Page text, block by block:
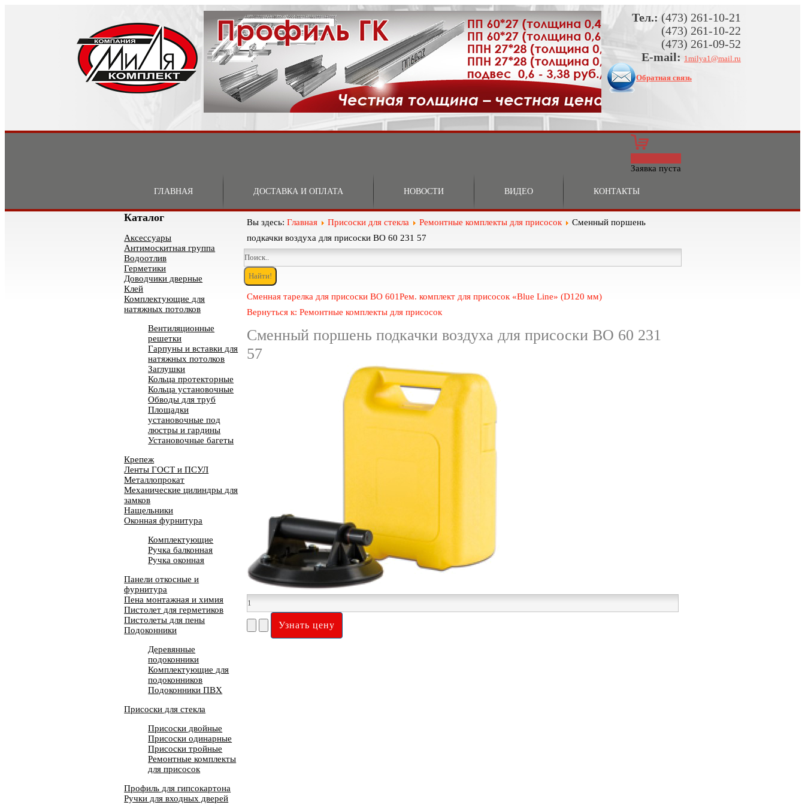
Тел.: (473) 261-10-21
(473) 261-10-22
(473) 261-09-52
E-mail: 1milya1@mail.ru
Обратная связь
Заявка пуста
ГЛАВНАЯ ДОСТАВКА И ОПЛАТА НОВОСТИ ВИДЕО КОНТАКТЫ
Каталог
Аксессуары
Антимоскитная группа
Водоотлив
Герметики
Доводчики дверные
Клей
Комплектующие для
натяжных потолков
Вентиляционные
решетки
Гарпуны и вставки для
натяжных потолков
Заглушки
Кольца протекторные
Кольца установочные
Обводы для труб
Площадки
установочные под
люстры и гардины
Установочные багеты
Крепеж
Ленты ГОСТ и ПСУЛ
Металлопрокат
Механические цилиндры для
замков
Нащельники
Оконная фурнитура
Комплектующие
Ручка балконная
Ручка оконная
Панели откосные и
фурнитура
Пена монтажная и химия
Пистолет для герметиков
Пистолеты для пены
Подоконники
Деревянные
подоконники
Комплектующие для
подоконников
Подоконники ПВХ
Присоски для стекла
Присоски двойные
Присоски одинарные
Присоски тройные
Ремонтные комплекты
для присосок
Профиль для гипсокартона
Ручки для входных дверей
Вы здесь:Главная Присоски для стекла Ремонтные комплекты для присосок
Сменный поршень
подкачки воздуха для присоски ВО 60 231 57
Сменная тарелка для присоски ВО 601Рем. комплект для присосок «Blue Line» (D120 мм)
Вернуться к: Ремонтные комплекты для присосок
Сменный поршень подкачки воздуха для присоски ВО 60 231
57